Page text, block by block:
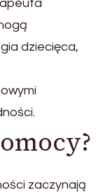
dziecięca,
zaczynają